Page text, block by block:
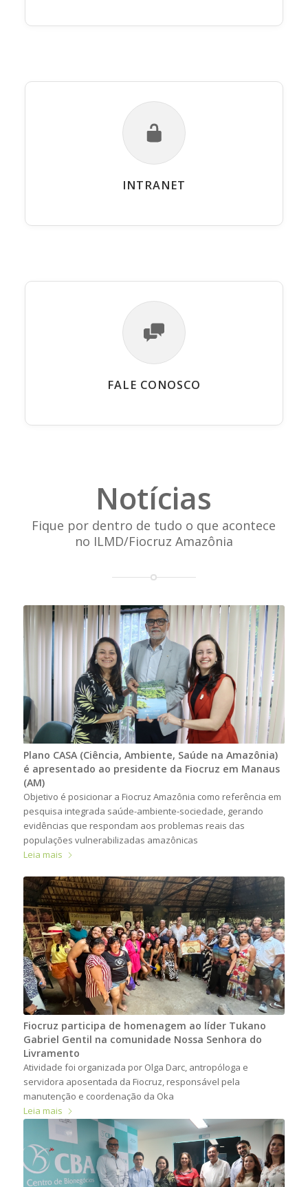
INTRANET
FALE CONOSCO
Notícias
Fique por dentro de tudo o que acontece
no ILMD/Fiocruz Amazônia
Plano CASA (Ciência, Ambiente, Saúde na Amazônia)
é apresentado ao presidente da Fiocruz em Manaus
(AM)
Objetivo é posicionar a Fiocruz Amazônia como referência em
pesquisa integrada saúde-ambiente-sociedade, gerando
evidências que respondam aos problemas reais das
populações vulnerabilizadas amazônicas
Leia mais
Fiocruz participa de homenagem ao líder Tukano
Gabriel Gentil na comunidade Nossa Senhora do
Livramento
Atividade foi organizada por Olga Darc, antropóloga e
servidora aposentada da Fiocruz, responsável pela
manutenção e coordenação da Oka
Leia mais